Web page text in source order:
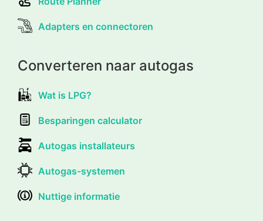
Adapters en connectoren
Converteren naar autogas
Wat is LPG?
Besparingen calculator
Autogas installateurs
Autogas-systemen
Nuttige informatie